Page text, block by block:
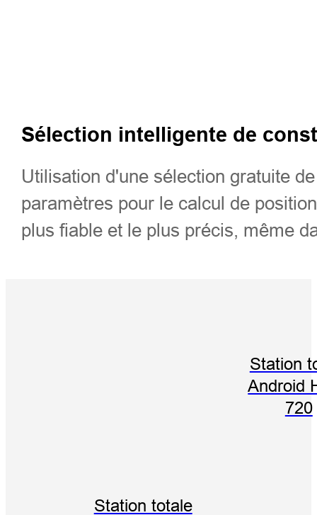
Station totale
Station
Android
720
Sélection intelligente de
Utilisation d'une sélection gratuite
paramètres pour le calcul de
plus fiable et le plus précis, même